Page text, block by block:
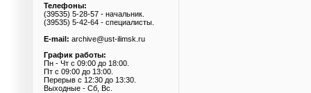
Телефоны:
(39535) 5-28-57 - начальник.
(39535) 5-42-64 - специалисты.
E-mail: archive@ust-ilimsk.ru
График работы:
Пн - Чт с 09:00 до 18:00.
Пт с 09:00 до 13:00.
Перерыв с 12:30 до 13:30.
Выходные - Сб, Вс.